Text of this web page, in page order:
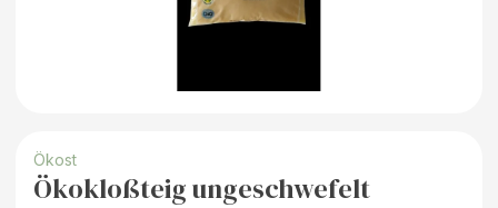
Ökost
Ökokloßteig ungeschwefelt